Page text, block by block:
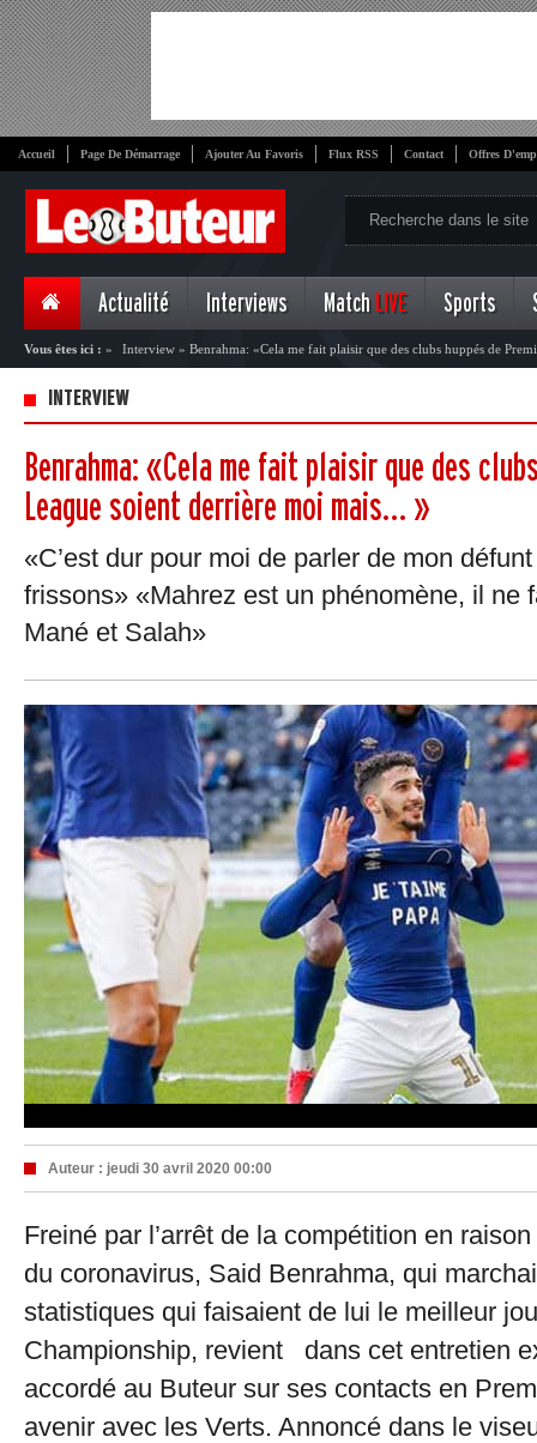
Accueil Page De Démarrage Ajouter Au Favoris Flux RSS Contact Offres
Actualité Interviews Match LIVE Sports
Vous êtes ici : » Interview » Benrahma: «Cela me fait plaisir que des clubs huppés de
INTERVIEW
Benrahma: «Cela me fait plaisir que des
League soient derrière moi mais… »
«C’est dur pour moi de parler de mon
frissons» «Mahrez est un phénomène, il ne
Mané et Salah»
Auteur : jeudi 30 avril 2020 00:00
Freiné par l’arrêt de la compétition en
du coronavirus, Said Benrahma, qui
statistiques qui faisaient de lui le meilleur
Championship, revient dans cet entretien
accordé au Buteur sur ses contacts en
avenir avec les Verts. Annoncé dans le